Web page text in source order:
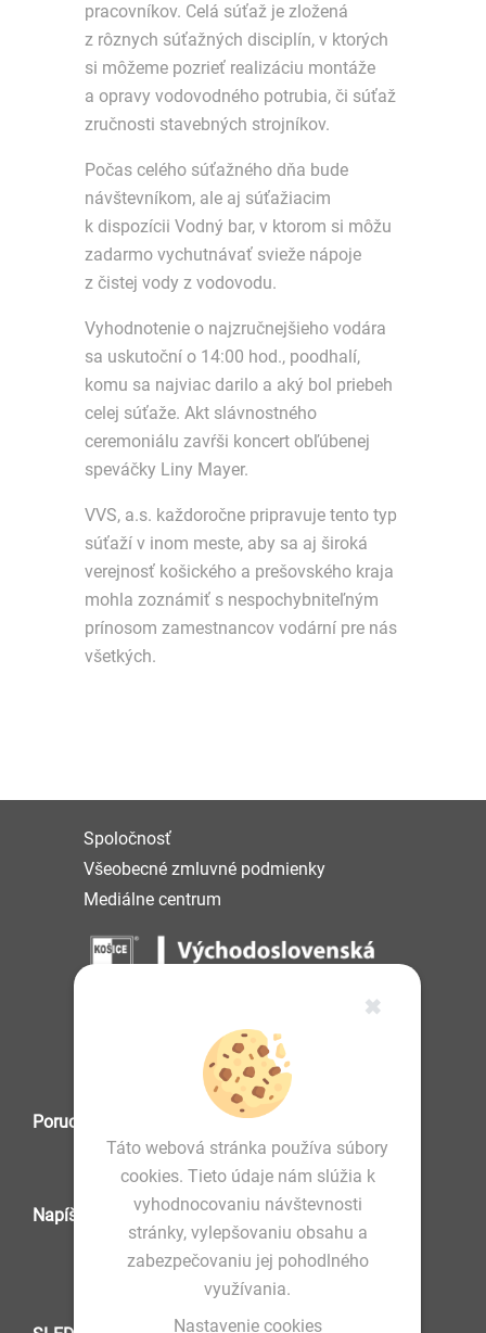
pracovníkov. Celá súťaž je zložená
z rôznych súťažných disciplín, v ktorých
si môžeme pozrieť realizáciu montáže
a opravy vodovodného potrubia, či súťaž
zručnosti stavebných strojníkov.
Počas celého súťažného dňa bude
návštevníkom, ale aj súťažiacim
k dispozícii Vodný bar, v ktorom si môžu
zadarmo vychutnávať svieže nápoje
z čistej vody z vodovodu.
Vyhodnotenie o najzručnejšieho vodára
sa uskutoční o 14:00 hod., poodhalí,
komu sa najviac darilo a aký bol priebeh
celej súťaže. Akt slávnostného
ceremoniálu zavŕši koncert obľúbenej
speváčky Liny Mayer.
VVS, a.s. každoročne pripravuje tento typ
súťaží v inom meste, aby sa aj široká
verejnosť košického a prešovského kraja
mohla zoznámiť s nespochybniteľným
prínosom zamestnancov vodární pre nás
všetkých.
Spoločnosť
Všeobecné zmluvné podmienky
Mediálne centrum
IČO: 36 570 460
Poruchová služba
Napíšte nám
✖
Táto webová stránka používa súbory
cookies. Tieto údaje nám slúžia k
vyhodnocovaniu návštevnosti
stránky, vylepšovaniu obsahu a
zabezpečovaniu jej pohodlného
využívania.
Nastavenie cookies